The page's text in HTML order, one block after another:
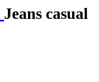
Jeans casual